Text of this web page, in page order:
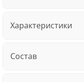
Характеристики
Состав